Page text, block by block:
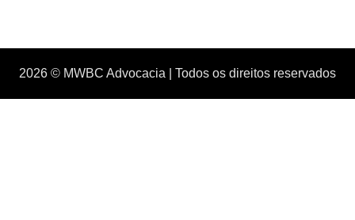
2026 © MWBC Advocacia | Todos os direitos reservados